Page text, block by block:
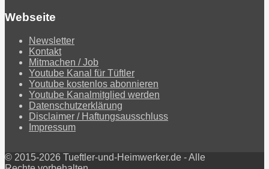
Webseite
Newsletter
Kontakt
Mitmachen / Job
Youtube Kanal für Tüftler
Youtube kostenlos abonnieren
Youtube Kanalmitglied werden
Datenschutzerklärung
Disclaimer / Haftungsausschluss
Impressum
© 2015-2026 Tueftler-und-Heimwerker.de - Alle